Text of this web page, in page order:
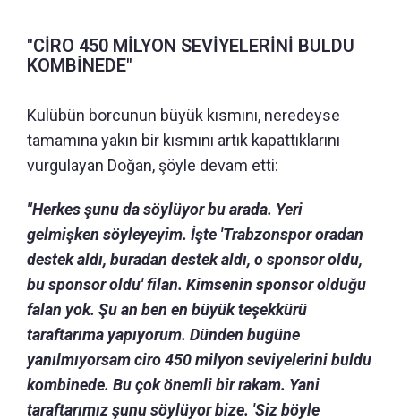
"CİRO 450 MİLYON SEVİYELERİNİ BULDU
KOMBİNEDE"
Kulübün borcunun büyük kısmını, neredeyse
tamamına yakın bir kısmını artık kapattıklarını
vurgulayan Doğan, şöyle devam etti:
"Herkes şunu da söylüyor bu arada. Yeri
gelmişken söyleyeyim. İşte 'Trabzonspor oradan
destek aldı, buradan destek aldı, o sponsor oldu,
bu sponsor oldu' filan. Kimsenin sponsor olduğu
falan yok. Şu an ben en büyük teşekkürü
taraftarıma yapıyorum. Dünden bugüne
yanılmıyorsam ciro 450 milyon seviyelerini buldu
kombinede. Bu çok önemli bir rakam. Yani
taraftarımız şunu söylüyor bize. 'Siz böyle